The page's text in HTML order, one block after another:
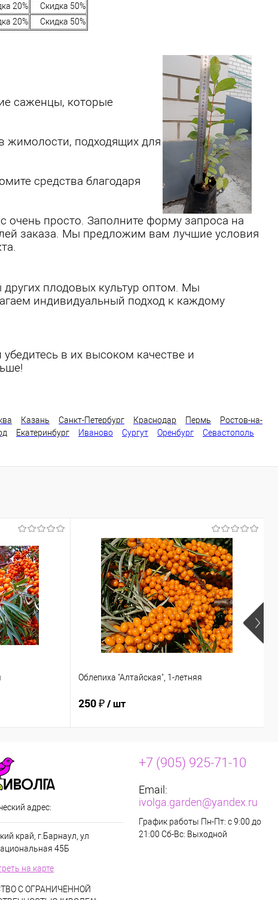
20%
Скидка 50%
20% Скидка 50%
саженцы, которые
жимолости, подходящих для
средства благодаря
очень просто. Заполните форму запроса на
заказа. Мы предложим вам лучшие условия
плодовых культур оптом. Мы
индивидуальный подход к каждому
в их высоком качестве и
Казань Санкт-Петербург Краснодар Пермь
Ростов-на-
Екатеринбург Иваново Сургут Оренбург
Севастополь
Облепиха "Алтайская", 1-летняя
250 ₽/ шт
адрес:
край, г.Барнаул, ул
45Б
на карте
С ОГРАНИЧЕННОЙ
+7 (905) 925-71-10
Email:
ivolga.garden@yandex.ru
График работы Пн-Пт: с 9:00 до
21:00 Сб-Вс: Выходной